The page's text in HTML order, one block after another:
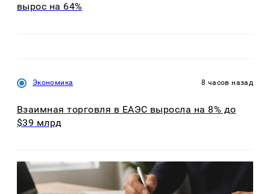
вырос на 64%
Экономика 8 часов назад
Взаимная торговля в ЕАЭС выросла на 8% до
$39 млрд